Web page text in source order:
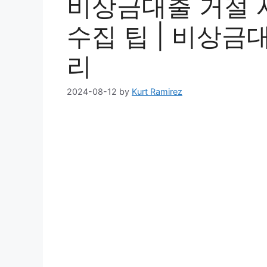
비상금대출 거절
수집 팁 | 비상금
리
2024-08-12 by Kurt Ramirez